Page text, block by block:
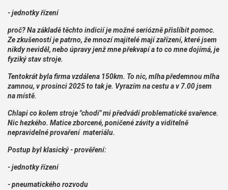
- jednotky řízení
proč? Na základě těchto indicií je možné seriózně přislíbit pomoc.
Ze zkušeností je patrno, že mnozí majitelé mají zařízení, které jsem
nikdy neviděl, nebo úpravy jenž mne překvapí a to co mne dojímá, je
fyziký stav stroje.
Tentokrát byla firma vzdálena 150km. To nic, mlha předemnou mlha
zamnou, v prosinci 2025 to tak je. Vyrazím na cestu a v 7.00 jsem
na místě.
Chlapi co kolem stroje "chodí" mi předvádí problematické svařence.
Nic hezkého. Matice zborcené, poničené závity a viditelně
nepravidelné provaření materiálu.
Postup byl klasický - prověření:
- jednotky řízení
- pneumatického rozvodu